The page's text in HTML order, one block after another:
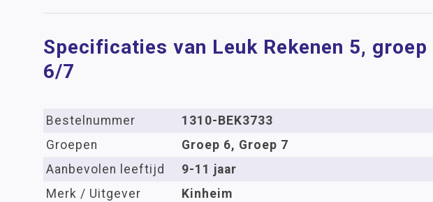
Specificaties van Leuk Rekenen 5, groep
6/7
Bestelnummer
1310-BEK3733
Groepen
Groep 6, Groep 7
Aanbevolen leeftijd
9-11 jaar
Merk / Uitgever
Kinheim